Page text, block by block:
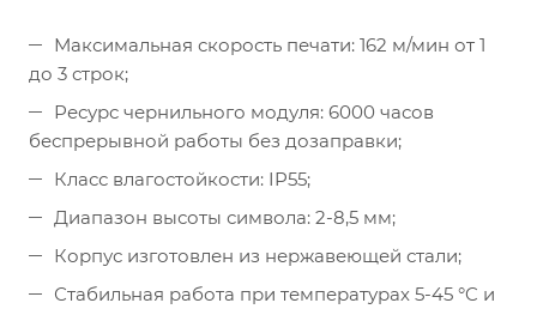
Максимальная скорость печати: 162 м/мин от 1
до 3 строк;
Ресурс чернильного модуля: 6000 часов
беспрерывной работы без дозаправки;
Класс влагостойкости: IP55;
Диапазон высоты символа: 2-8,5 мм;
Корпус изготовлен из нержавеющей стали;
Стабильная работа при температурах 5-45 °C и